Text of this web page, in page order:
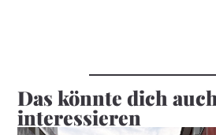
Das könnte dich auch
interessieren